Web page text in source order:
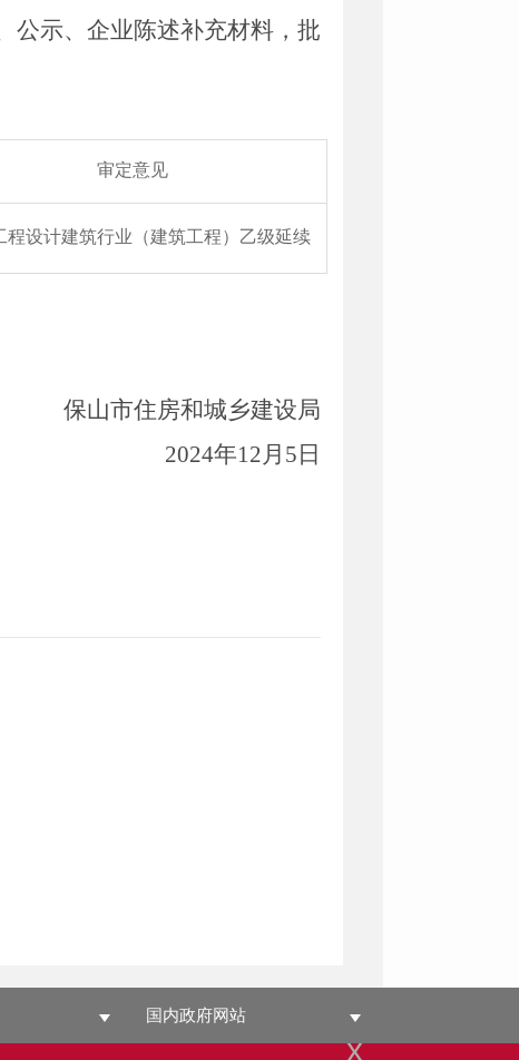
x
公示、企业陈述补充材料 ，批
审定意见
程设计建筑行业（建筑工程）乙级延续
保山市住房和城乡建设局
2024年12月 5 日
国内政府网站